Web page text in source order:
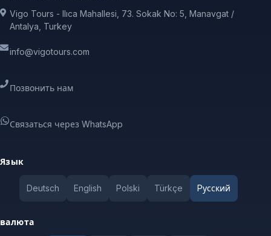
Vigo Tours - Ilıca Mahallesi, 73. Sokak No: 5, Manavgat /
Antalya, Turkey
info@vigotours.com
Позвонить нам
Связаться через WhatsApp
Язык
Deutsch English Polski Türkçe Pусский
валюта